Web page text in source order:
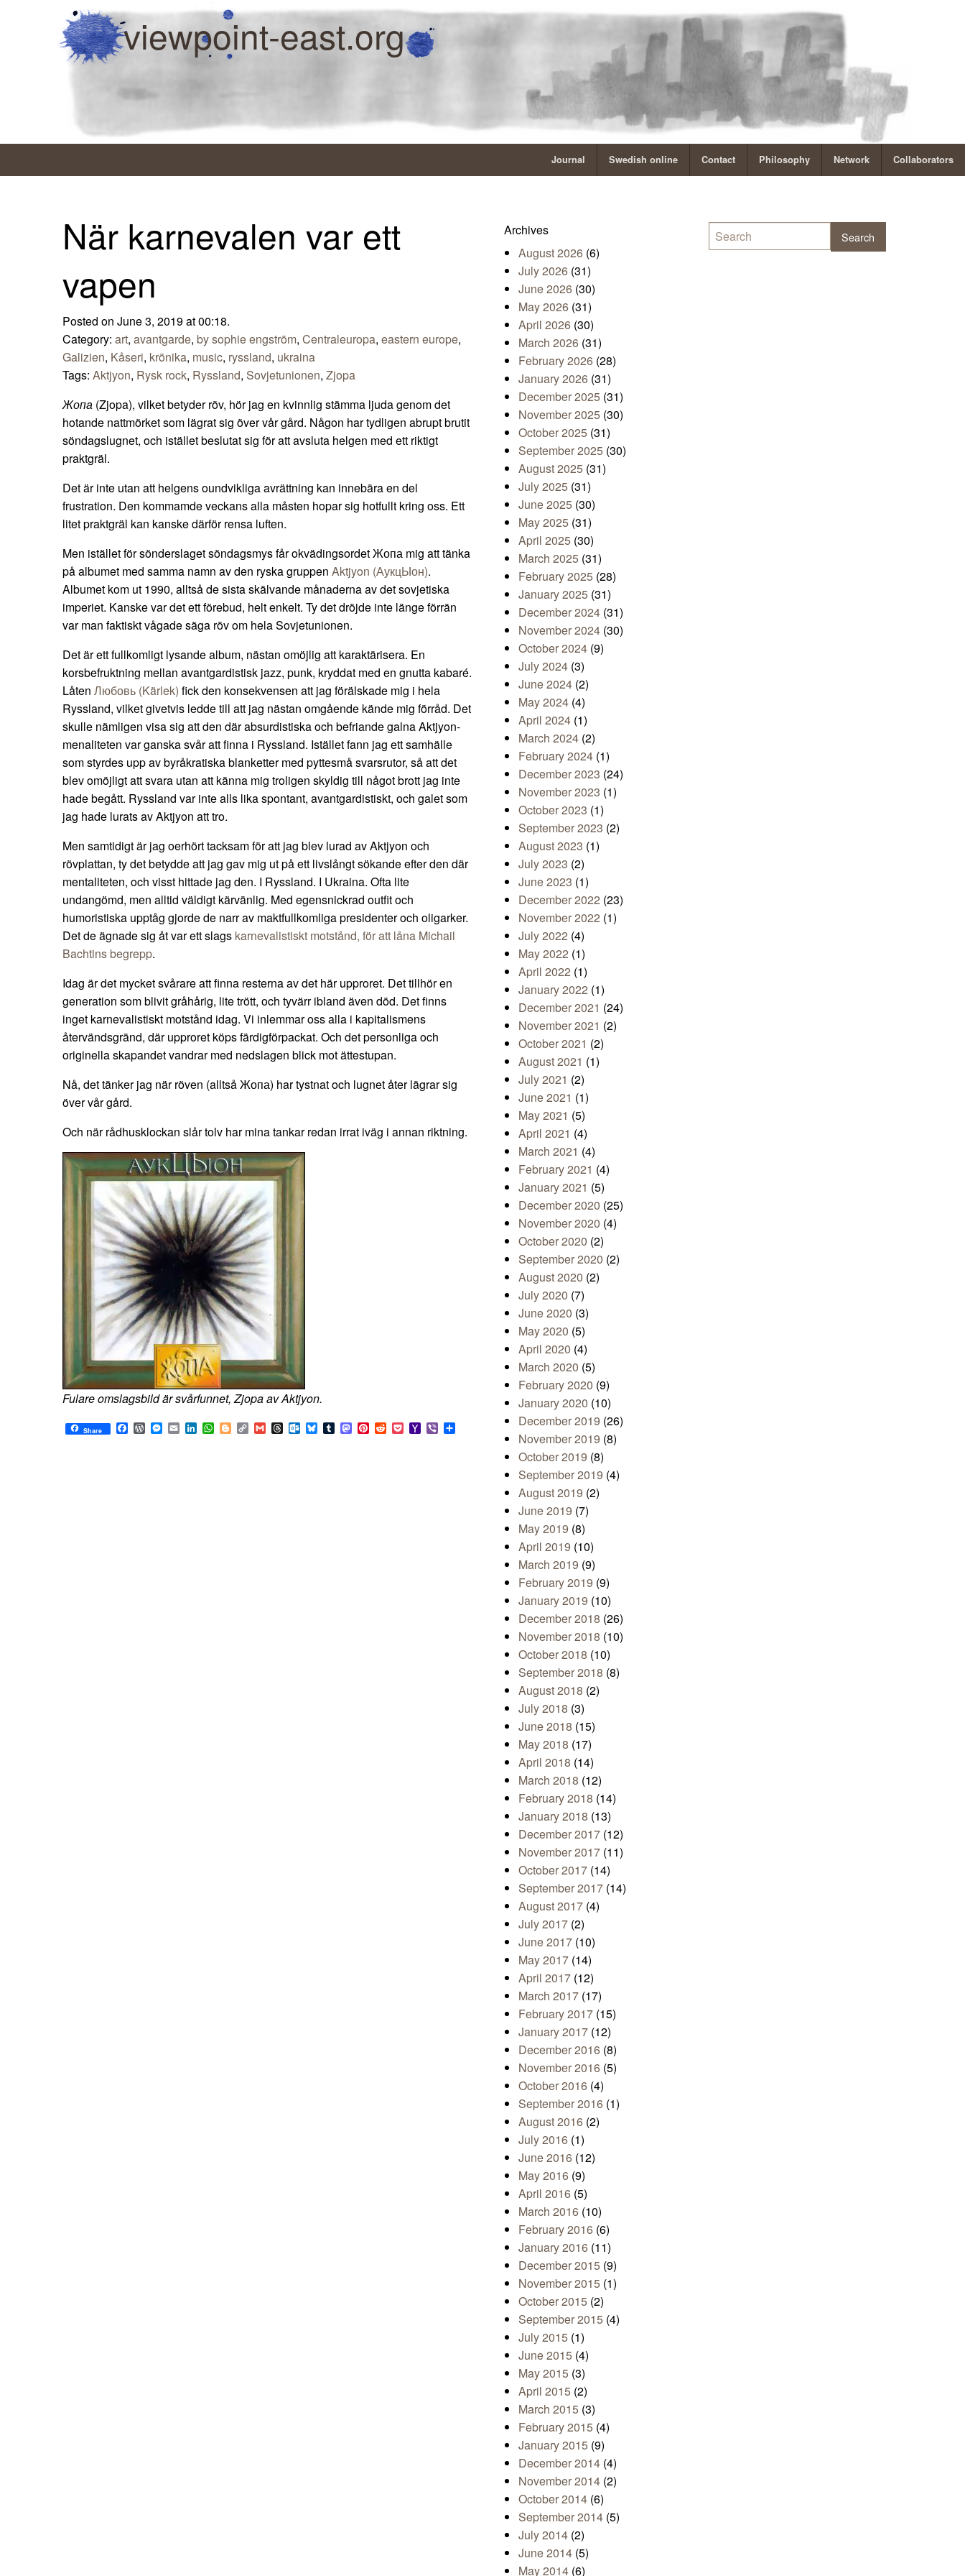
viewpoint-east.org
Journal Swedish online Contact Philosophy Network Collaborators
När karnevalen var ett
vapen
Posted on June 3, 2019 at 00:18.
Category: art, avantgarde, by sophie engström, Centraleuropa, eastern europe,
Galizien, Kåseri, krönika, music, ryssland, ukraina
Tags: Aktjyon, Rysk rock, Ryssland, Sovjetunionen, Zjopa
Жопа (Zjopa), vilket betyder röv, hör jag en kvinnlig stämma ljuda genom det
hotande nattmörket som lägrat sig över vår gård. Någon har tydligen abrupt brutit
söndagslugnet, och istället beslutat sig för att avsluta helgen med ett riktigt
praktgräl.
Det är inte utan att helgens oundvikliga avrättning kan innebära en del
frustration. Den kommamde veckans alla måsten hopar sig hotfullt kring oss. Ett
litet praktgräl kan kanske därför rensa luften.
Men istället för sönderslaget söndagsmys får okvädingsordet Жопа mig att tänka
på albumet med samma namn av den ryska gruppen Aktjyon (АукцЫон).
Albumet kom ut 1990, alltså de sista skälvande månaderna av det sovjetiska
imperiet. Kanske var det ett förebud, helt enkelt. Ty det dröjde inte länge förrän
var man faktiskt vågade säga röv om hela Sovjetunionen.
Det är ett fullkomligt lysande album, nästan omöjlig att karaktärisera. En
korsbefruktning mellan avantgardistisk jazz, punk, kryddat med en gnutta kabaré.
Låten Любовь (Kärlek) fick den konsekvensen att jag förälskade mig i hela
Ryssland, vilket givetvis ledde till att jag nästan omgående kände mig förråd. Det
skulle nämligen visa sig att den där absurdistiska och befriande galna Aktjyon-
menaliteten var ganska svår att finna i Ryssland. Istället fann jag ett samhälle
som styrdes upp av byråkratiska blanketter med pyttesmå svarsrutor, så att det
blev omöjligt att svara utan att känna mig troligen skyldig till något brott jag inte
hade begått. Ryssland var inte alls lika spontant, avantgardistiskt, och galet som
jag hade lurats av Aktjyon att tro.
Men samtidigt är jag oerhört tacksam för att jag blev lurad av Aktjyon och
rövplattan, ty det betydde att jag gav mig ut på ett livslångt sökande efter den där
mentaliteten, och visst hittade jag den. I Ryssland. I Ukraina. Ofta lite
undangömd, men alltid väldigt kärvänlig. Med egensnickrad outfit och
humoristiska upptåg gjorde de narr av maktfullkomliga presidenter och oligarker.
Det de ägnade sig åt var ett slags karnevalistiskt motstånd, för att låna Michail
Bachtins begrepp.
Idag är det mycket svårare att finna resterna av det här upproret. Det tillhör en
generation som blivit gråhårig, lite trött, och tyvärr ibland även död. Det finns
inget karnevalistiskt motstånd idag. Vi inlemmar oss alla i kapitalismens
återvändsgränd, där upproret köps färdigförpackat. Och det personliga och
originella skapandet vandrar med nedslagen blick mot ättestupan.
Nå, det tänker jag när röven (alltså Жопа) har tystnat och lugnet åter lägrar sig
över vår gård.
Och när rådhusklockan slår tolv har mina tankar redan irrat iväg i annan riktning.
Fulare omslagsbild är svårfunnet, Zjopa av Aktjyon.
Share Facebook
WordPress
Messenger
EmailLinkedIn
WhatsApp
BloggerCopy
Link
GmailThreadsOutlook.com
Bluesky
TumblrMastodon
Pinterest
RedditPocketYahoo
Mail
Viber
Archives
August 2026 (6)
July 2026 (31)
June 2026 (30)
May 2026 (31)
April 2026 (30)
March 2026 (31)
February 2026 (28)
January 2026 (31)
December 2025 (31)
November 2025 (30)
October 2025 (31)
September 2025 (30)
August 2025 (31)
July 2025 (31)
June 2025 (30)
May 2025 (31)
April 2025 (30)
March 2025 (31)
February 2025 (28)
January 2025 (31)
December 2024 (31)
November 2024 (30)
October 2024 (9)
July 2024 (3)
June 2024 (2)
May 2024 (4)
April 2024 (1)
March 2024 (2)
February 2024 (1)
December 2023 (24)
November 2023 (1)
October 2023 (1)
September 2023 (2)
August 2023 (1)
July 2023 (2)
June 2023 (1)
December 2022 (23)
November 2022 (1)
July 2022 (4)
May 2022 (1)
April 2022 (1)
January 2022 (1)
December 2021 (24)
November 2021 (2)
October 2021 (2)
August 2021 (1)
July 2021 (2)
June 2021 (1)
May 2021 (5)
April 2021 (4)
March 2021 (4)
February 2021 (4)
January 2021 (5)
December 2020 (25)
November 2020 (4)
October 2020 (2)
September 2020 (2)
August 2020 (2)
July 2020 (7)
June 2020 (3)
May 2020 (5)
April 2020 (4)
March 2020 (5)
February 2020 (9)
January 2020 (10)
December 2019 (26)
November 2019 (8)
October 2019 (8)
September 2019 (4)
August 2019 (2)
June 2019 (7)
May 2019 (8)
April 2019 (10)
March 2019 (9)
February 2019 (9)
January 2019 (10)
December 2018 (26)
November 2018 (10)
October 2018 (10)
September 2018 (8)
August 2018 (2)
July 2018 (3)
June 2018 (15)
May 2018 (17)
April 2018 (14)
March 2018 (12)
February 2018 (14)
January 2018 (13)
December 2017 (12)
November 2017 (11)
October 2017 (14)
September 2017 (14)
August 2017 (4)
July 2017 (2)
June 2017 (10)
May 2017 (14)
April 2017 (12)
March 2017 (17)
February 2017 (15)
January 2017 (12)
December 2016 (8)
November 2016 (5)
October 2016 (4)
September 2016 (1)
August 2016 (2)
July 2016 (1)
June 2016 (12)
May 2016 (9)
April 2016 (5)
March 2016 (10)
February 2016 (6)
January 2016 (11)
December 2015 (9)
November 2015 (1)
October 2015 (2)
September 2015 (4)
July 2015 (1)
June 2015 (4)
May 2015 (3)
April 2015 (2)
March 2015 (3)
February 2015 (4)
January 2015 (9)
December 2014 (4)
November 2014 (2)
October 2014 (6)
September 2014 (5)
July 2014 (2)
June 2014 (5)
May 2014 (6)